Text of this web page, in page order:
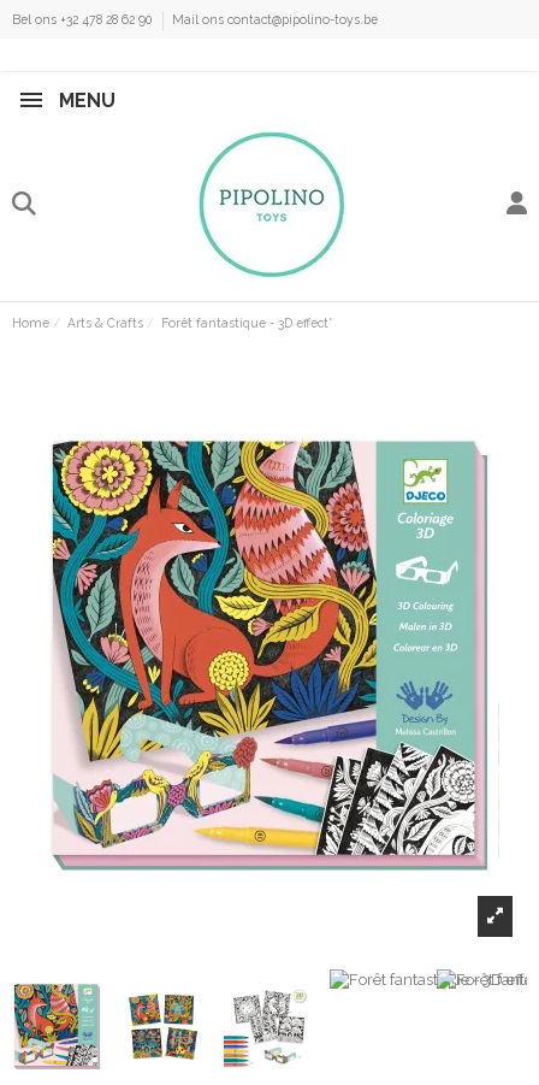
Bel ons +32 478 28 62 90 Mail ons contact@pipolino-toys.be
MENU
Home Arts & Crafts Forêt fantastique - 3D effect*